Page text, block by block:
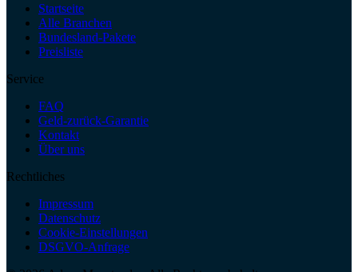
Startseite
Alle Branchen
Bundesland-Pakete
Preisliste
Service
FAQ
Geld-zurück-Garantie
Kontakt
Über uns
Rechtliches
Impressum
Datenschutz
Cookie-Einstellungen
DSGVO-Anfrage